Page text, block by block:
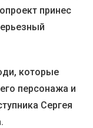
принес
которые
персонажа и
Сергея